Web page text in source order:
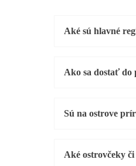
Aké sú hlavné
Ako sa dostať do
Sú na ostrove
Aké ostrovčeky